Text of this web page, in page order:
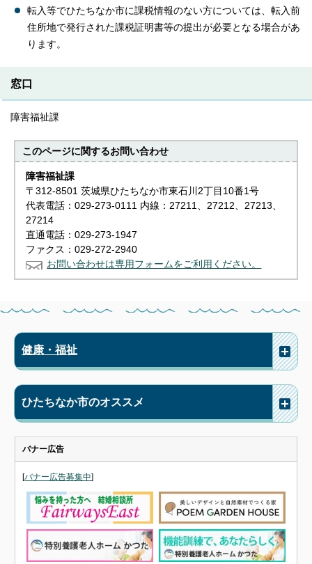
転入等でひたちなか市に課税情報のない方については、転入前
住所地で発行された課税証明書等の提出が必要となる場合があ
ります。
窓口
障害福祉課
このページに関するお問い合わせ
障害福祉課
〒312-8501 茨城県ひたちなか市東石川2丁目10番1号
代表電話：029-273-0111 内線：27211、27212、27213、
27214
直通電話：029-273-1947
ファクス：029-272-2940
お問い合わせは専用フォームをご利用ください。
健康・福祉
ひたちなか市のオススメ
バナー広告
[バナー広告募集中]